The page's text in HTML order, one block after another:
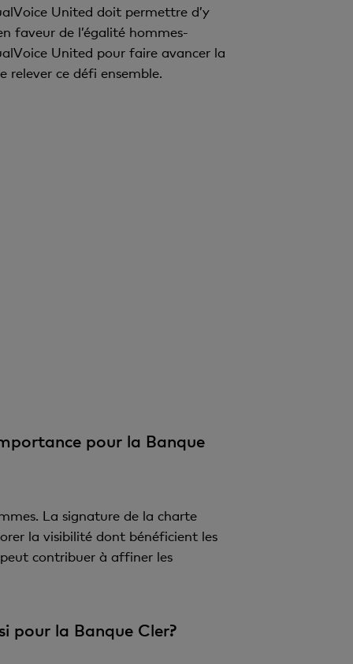
United doit permettre d’y
faveur de l’égalité hommes-
United pour faire avancer la
relever ce défi ensemble.
pour la Banque
La signature de la charte
la visibilité dont bénéficient les
contribuer à affiner les
pour la Banque Cler?